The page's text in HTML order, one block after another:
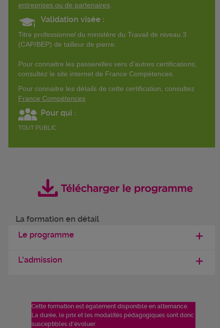
entreprises ou de partenaires
Validation visée :
Titre professionnel du ministère du Travail de niveau 3
(CAP/BEP) de tailleur de pierre.
Pour connaitre les passerelles vers d'autres certifications,
consultez le site internet de France Compétences.
Pour connaitre les détails de cette certification, consultez
France Compétences
Pour qui :
TOUT PUBLIC
La formation en détail
Le programme
L'admission
Cette formation est également disponible en alternance.
La durée, le prix et les modalités pédagogiques sont donc
susceptibles d'évoluer